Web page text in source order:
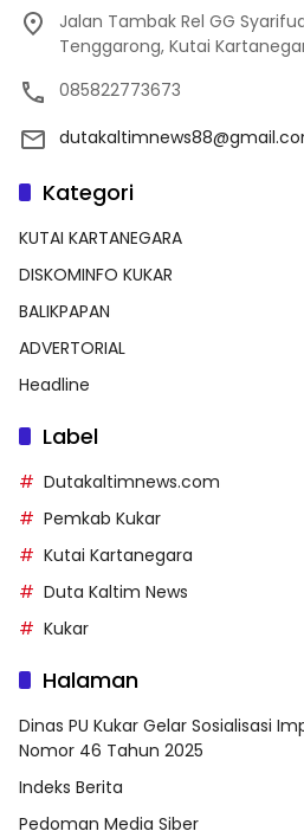
Jalan Tambak Rel GG
Tenggarong, Kutai
085822773673
Kategori
KUTAI KARTANEGARA
DISKOMINFO KUKAR
BALIKPAPAN
ADVERTORIAL
Headline
Label
Dutakaltimnews.com
Pemkab Kukar
Kutai Kartanegara
Duta Kaltim News
Kukar
Halaman
Dinas PU Kukar Gelar Sosialisasi
Nomor 46 Tahun 2025
Indeks Berita
Pedoman Media Siber